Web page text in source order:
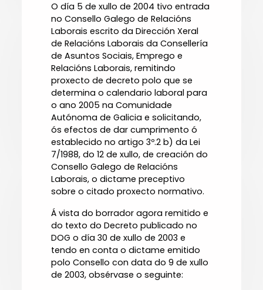
O día 5 de xullo de 2004 tivo entrada
no Consello Galego de Relacións
Laborais escrito da Dirección Xeral
de Relacións Laborais da Consellería
de Asuntos Sociais, Emprego e
Relacións Laborais, remitindo
proxecto de decreto polo que se
determina o calendario laboral para
o ano 2005 na Comunidade
Autónoma de Galicia e solicitando,
ós efectos de dar cumprimento ó
establecido no artigo 3º.2 b) da Lei
7/1988, do 12 de xullo, de creación do
Consello Galego de Relacións
Laborais, o dictame preceptivo
sobre o citado proxecto normativo.
Á vista do borrador agora remitido e
do texto do Decreto publicado no
DOG o día 30 de xullo de 2003 e
tendo en conta o dictame emitido
polo Consello con data do 9 de xullo
de 2003, obsérvase o seguinte: